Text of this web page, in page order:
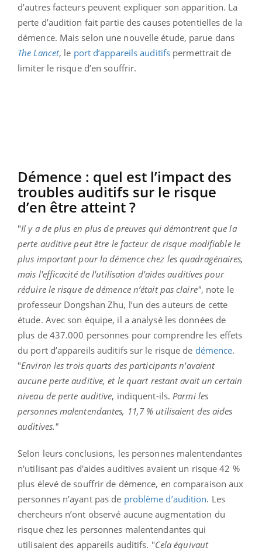
d’autres facteurs peuvent expliquer son apparition. La
perte d’audition fait partie des causes potentielles de la
démence. Mais selon une nouvelle étude, parue dans
The Lancet, le port d’appareils auditifs permettrait de
limiter le risque d’en souffrir.
Démence : quel est l’impact des
troubles auditifs sur le risque
d’en être atteint ?
"Il y a de plus en plus de preuves qui démontrent que la
perte auditive peut être le facteur de risque modifiable le
plus important pour la démence chez les quadragénaires,
mais l'efficacité de l'utilisation d'aides auditives pour
réduire le risque de démence n’était pas claire", note le
professeur Dongshan Zhu, l’un des auteurs de cette
étude. Avec son équipe, il a analysé les données de
plus de 437.000 personnes pour comprendre les effets
du port d’appareils auditifs sur le risque de démence.
"Environ les trois quarts des participants n'avaient
aucune perte auditive, et le quart restant avait un certain
niveau de perte auditive, indiquent-ils. Parmi les
personnes malentendantes, 11,7 % utilisaient des aides
auditives."
Selon leurs conclusions, les personnes malentendantes
n'utilisant pas d'aides auditives avaient un risque 42 %
plus élevé de souffrir de démence, en comparaison aux
personnes n’ayant pas de problème d’audition. Les
chercheurs n’ont observé aucune augmentation du
risque chez les personnes malentendantes qui
utilisaient des appareils auditifs. "Cela équivaut